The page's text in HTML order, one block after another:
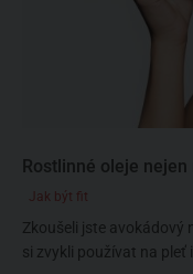
Rostlinné oleje
Jak být fit
Zkoušeli jste avokádový
si zvykli používat na pleť